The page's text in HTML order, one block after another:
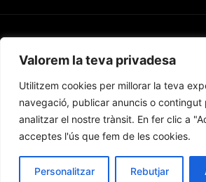
Valorem la teva privadesa
Utilitzem cookies per millorar la teva
navegació, publicar anuncis o contingut
analitzar el nostre trànsit. En fer clic a
acceptes l'ús que fem de les cookies.
Personalitzar Rebutjar
Cugat
Dissenyat per Tomas Mullor